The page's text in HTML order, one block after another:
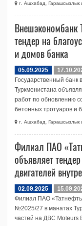
г. Ашхабад, Гарашсызлык
Внешэкономбанк
тендер на
и домов банка
05.09.2025
Государственный банк
Туркменистана
работ по обновлению
бетонных тротуаров и
г. Ашхабад, Гарашсызлык
Филиал ПАО
объявляет
двигателей
02.09.2025
Филиал ПАО
№2025/27 в манатах
частей на ДВС Moteurs